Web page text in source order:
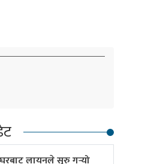
लायनले सुरु गर्‍यो